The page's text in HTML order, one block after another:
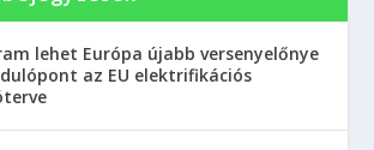
lehet Európa újabb versenyelőnye
az EU elektrifikációs